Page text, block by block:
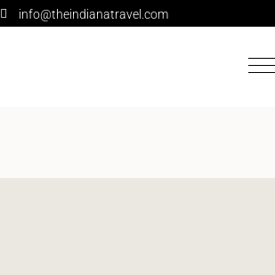
info@theindianatravel.com